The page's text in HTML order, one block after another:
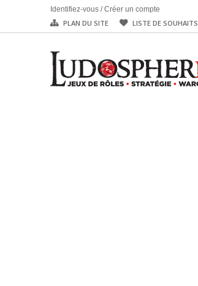
Identifiez-vous /Créer un compte
PLAN DU SITE LISTE DE SOUHAITS